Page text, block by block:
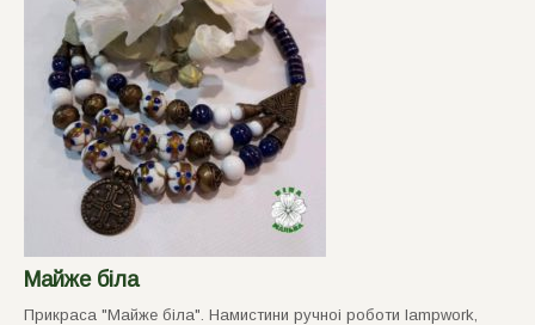
Майже біла
Прикраса "Майже бiла". Намистини ручноi роботи lampwork,